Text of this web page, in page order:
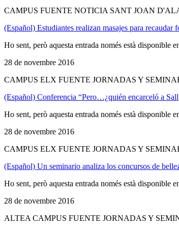
CAMPUS FUENTE NOTICIA SANT JOAN
(Español) Estudiantes realizan masajes para
Ho sent, però aquesta entrada només està disponible
28 de novembre 2016
CAMPUS ELX FUENTE JORNADAS Y
(Español) Conferencia “Pero…¿quién encarceló a
Ho sent, però aquesta entrada només està disponible
28 de novembre 2016
CAMPUS ELX FUENTE JORNADAS Y
(Español) Un seminario analiza los concursos de
Ho sent, però aquesta entrada només està disponible
28 de novembre 2016
ALTEA CAMPUS FUENTE JORNADAS Y